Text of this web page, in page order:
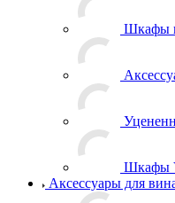
Шкафы
Шкафы
Аксессуары для